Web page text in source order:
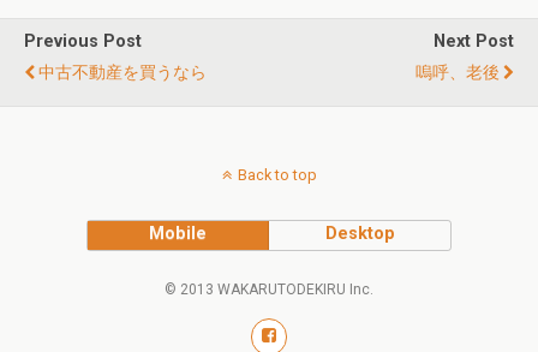
Previous Post
中古不動産を買うなら
Next Post
嗚呼、老後
Back to top
Mobile Desktop
© 2013 WAKARUTODEKIRU Inc.